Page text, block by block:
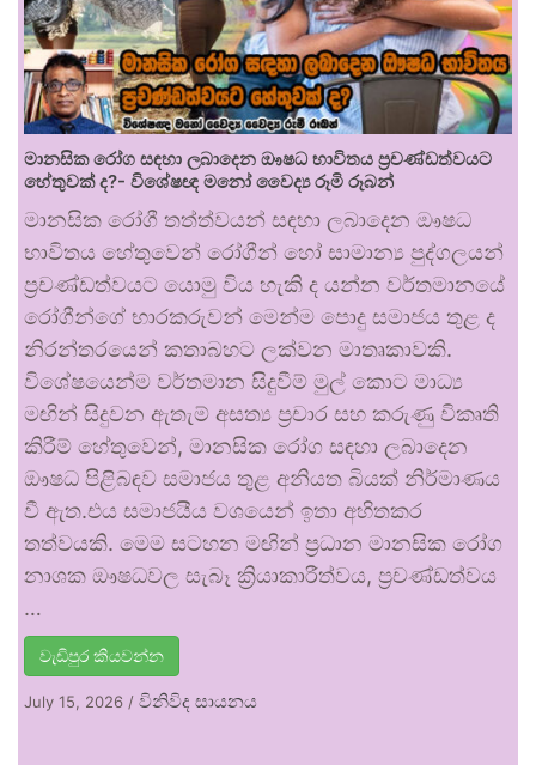
මානසික රෝග සඳහා ලබාදෙන ඖෂධ භාවිතය ප්‍රචණ්ඩත්වයට
හේතුවක් ද?- විශේෂඥ මනෝ වෛද්‍ය රූමි රූබන්
මානසික රෝගී තත්ත්වයන් සඳහා ලබාදෙන ඖෂධ
භාවිතය හේතුවෙන් රෝගීන් හෝ සාමාන්‍ය පුද්ගලයන්
ප්‍රචණ්ඩත්වයට යොමු විය හැකි ද යන්න වර්තමානයේ
රෝගීන්ගේ භාරකරුවන් මෙන්ම පොදු සමාජය තුළ ද
නිරන්තරයෙන් කතාබහට ලක්වන මාතෘකාවකි.
විශේෂයෙන්ම වර්තමාන සිදුවීම් මුල් කොට මාධ්‍ය
මඟින් සිදුවන ඇතැම් අසත්‍ය ප්‍රචාර සහ කරුණු විකෘති
කිරීම් හේතුවෙන්, මානසික රෝග සඳහා ලබාදෙන
ඖෂධ පිළිබඳව සමාජය තුළ අනියත බියක් නිර්මාණය
වී ඇත.එය සමාජයීය වශයෙන් ඉතා අහිතකර
තත්වයකි. මෙම සටහන මඟින් ප්‍රධාන මානසික රෝග
නාශක ඖෂධවල සැබෑ ක්‍රියාකාරීත්වය, ප්‍රචණ්ඩත්වය
…
වැඩිපුර කියවන්න
July 15, 2026 / විනිවිද සායනය